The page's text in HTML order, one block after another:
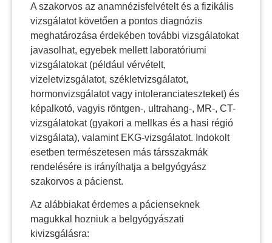
A szakorvos az anamnézisfelvételt és a fizikális
vizsgálatot követően a pontos diagnózis
meghatározása érdekében további vizsgálatokat
javasolhat, egyebek mellett laboratóriumi
vizsgálatokat (például vérvételt,
vizeletvizsgálatot, székletvizsgálatot,
hormonvizsgálatot vagy intoleranciateszteket) és
képalkotó, vagyis röntgen-, ultrahang-, MR-, CT-
vizsgálatokat (gyakori a mellkas és a hasi régió
vizsgálata), valamint EKG-vizsgálatot. Indokolt
esetben természetesen más társszakmák
rendelésére is irányíthatja a belgyógyász
szakorvos a pácienst.
Az alábbiakat érdemes a pácienseknek
magukkal hozniuk a belgyógyászati
kivizsgálásra: